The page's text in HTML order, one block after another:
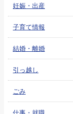
妊娠・出産
子育て情報
結婚・離婚
引っ越し
ごみ